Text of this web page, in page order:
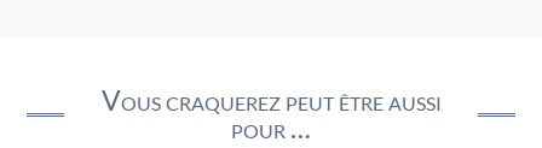
Vous craquerez peut être aussi
pour …